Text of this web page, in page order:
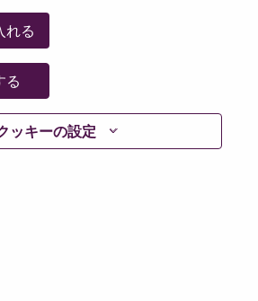
ッキーの設定
れる
る
Lenovo.com